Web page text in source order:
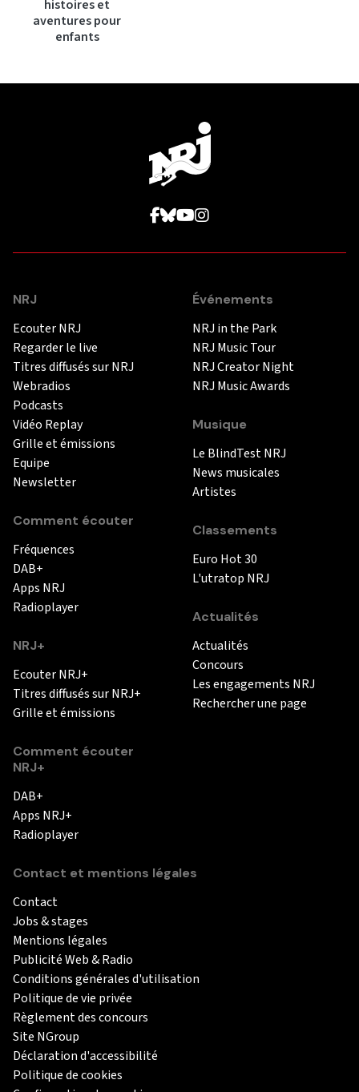
histoires et
aventures pour
enfants
NRJ
Ecouter NRJ
Regarder le live
Titres diffusés sur NRJ
Webradios
Podcasts
Vidéo Replay
Grille et émissions
Equipe
Newsletter
Comment écouter
Fréquences
DAB+
Apps NRJ
Radioplayer
NRJ+
Ecouter NRJ+
Titres diffusés sur NRJ+
Grille et émissions
Comment écouter
NRJ+
DAB+
Apps NRJ+
Radioplayer
Événements
NRJ in the Park
NRJ Music Tour
NRJ Creator Night
NRJ Music Awards
Musique
Le BlindTest NRJ
News musicales
Artistes
Classements
Euro Hot 30
L'utratop NRJ
Actualités
Actualités
Concours
Les engagements NRJ
Rechercher une page
Contact et mentions légales
Contact
Jobs & stages
Mentions légales
Publicité Web & Radio
Conditions générales d'utilisation
Politique de vie privée
Règlement des concours
Site NGroup
Déclaration d'accessibilité
Politique de cookies